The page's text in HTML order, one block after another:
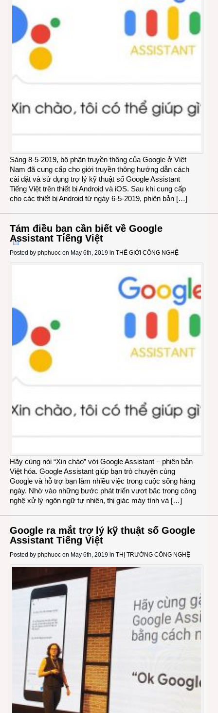
Sáng 8-5-2019, bộ phận truyền thông của Google ở Việt
Nam đã cung cấp cho giới truyền thông hướng dẫn cách
cài đặt và sử dụng trợ lý kỹ thuật số Google Assistant
Tiếng Việt trên thiết bị Android và iOS. Sau khi cung cấp
cho các thiết bị Android từ ngày 6-5-2019, phiên bản […]
Tám điều bạn cần biết về Google
Assistant Tiếng Việt
Posted by phphuoc on May 6th, 2019 in THẾ GIỚI CÔNG NGHỆ
Hãy cùng nói “Xin chào” với Google Assistant – phiên bản
Việt hóa. Google Assistant giúp bạn trò chuyện cùng
Google và hỗ trợ bạn làm nhiều việc trong cuộc sống hàng
ngày. Nhờ vào những bước phát triển vượt bậc trong công
nghệ xử lý ngôn ngữ tự nhiên, thị giác máy tính và […]
Google ra mắt trợ lý kỹ thuật số Google
Assistant Tiếng Việt
Posted by phphuoc on May 6th, 2019 in THỊ TRƯỜNG CÔNG NGHỆ